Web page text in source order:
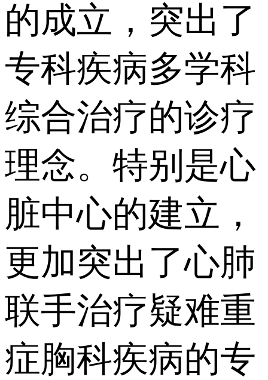
的成立，突出了
专科疾病多学科
综合治疗的诊疗
理念。特别是心
脏中心的建立，
更加突出了心肺
联手治疗疑难重
症胸科疾病的专